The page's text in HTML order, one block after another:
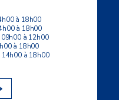
à 18h00
à 18h00
09h00 à 12h00
à 18h00
14h00 à 18h00